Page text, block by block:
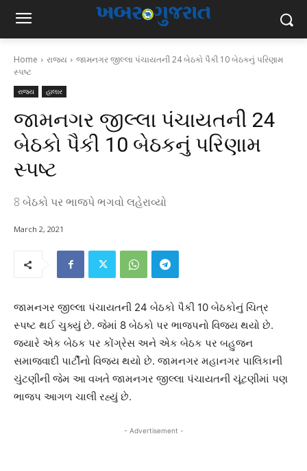
Home રાજ્ય
જામનગર જીલ્લા પંચાયતની 24 બેઠકો પૈકી 10 બેઠકનું પરિણામ
સ્પષ્ટ
રાજ્ય હાલાર
જામનગર જીલ્લા પંચાયતની 24
બેઠકો પૈકી 10 બેઠકનું પરિણામ
સ્પષ્ટ
8 બેઠકો પર ભાજપે ભગવો લહેરાવ્યો
March 2, 2021
જામનગર જીલ્લા પંચાયતની 24 બેઠકો પૈકી 10 બેઠકોનું ચિત્ર
સ્પષ્ટ થઈ ચુક્યું છે. જેમાં 8 બેઠકો પર ભાજપનો વિજય થયો છે.
જયારે એક બેઠક પર કોંગ્રેસ અને એક બેઠક પર બહુજન
સમાજવાદી પાર્ટીનો વિજય થયો છે. જામનગર મહાનગર પાલિકાની
ચુંટણીની જેમ આ વખતે જામનગર જીલ્લા પંચાયતની ચૂંટણીમાં પણ
ભાજપ આગળ ચાલી રહ્યું છે.
- Advertisement -